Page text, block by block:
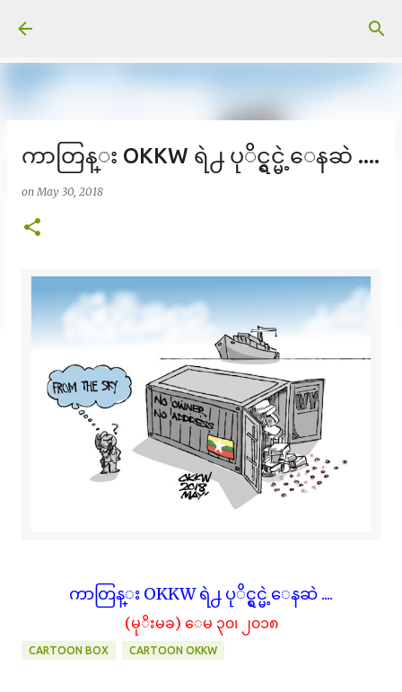
ကာတြန္း OKKW ရဲ႕ ပုိင္ရွင္မဲ့ေနဆဲ ....
onMay 30, 2018
ကာတြန္း OKKW ရဲ႕ ပုိင္ရွင္မဲ့ေနဆဲ ....
(မုိးမခ) ေမ ၃၀၊ ၂၀၁၈
CARTOON BOX CARTOON OKKW